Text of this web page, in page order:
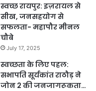
स्वच्छ रायपुर: इज़रायल से
सीख, जनसहयोग से
सफलता- महापौर मीनल
चौबे
July 17, 2025
स्वच्छता के लिए पहल:
सभापति सूर्यकांत राठौड़ ने
जोन 2 की जनजागरूकता…